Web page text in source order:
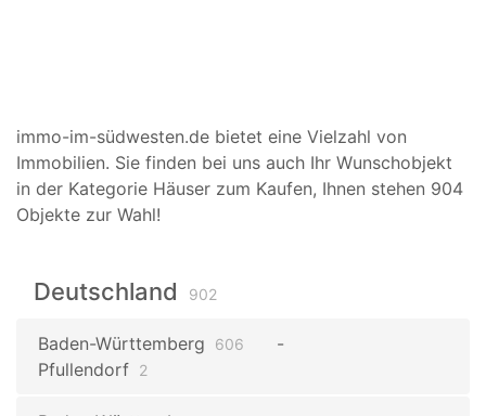
immo-im-südwesten.de bietet eine Vielzahl von
Immobilien. Sie finden bei uns auch Ihr Wunschobjekt
in der Kategorie Häuser zum Kaufen, Ihnen stehen 904
Objekte zur Wahl!
Deutschland 902
Baden-Württemberg 606
Pfullendorf 2